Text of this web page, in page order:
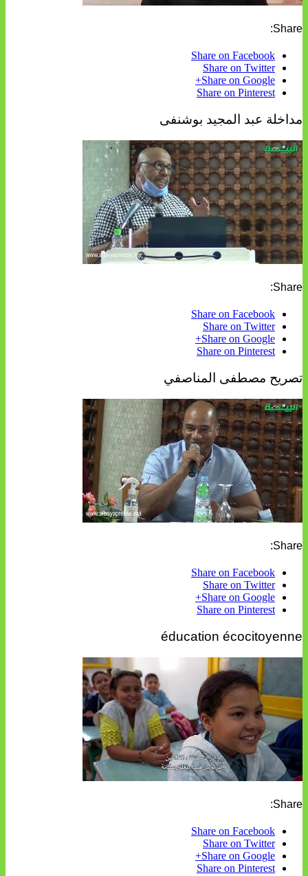
Share:
Share on Facebook
Share on Twitter
Share on Google+
Share on Pinterest
مداخلة عبد المجيد بوشنفى
Share:
Share on Facebook
Share on Twitter
Share on Google+
Share on Pinterest
تصريح مصطفى المناصفي
Share:
Share on Facebook
Share on Twitter
Share on Google+
Share on Pinterest
éducation écocitoyenne
Share:
Share on Facebook
Share on Twitter
Share on Google+
Share on Pinterest